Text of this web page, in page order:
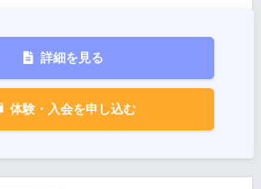
詳細を見る
体験・入会を申し込む